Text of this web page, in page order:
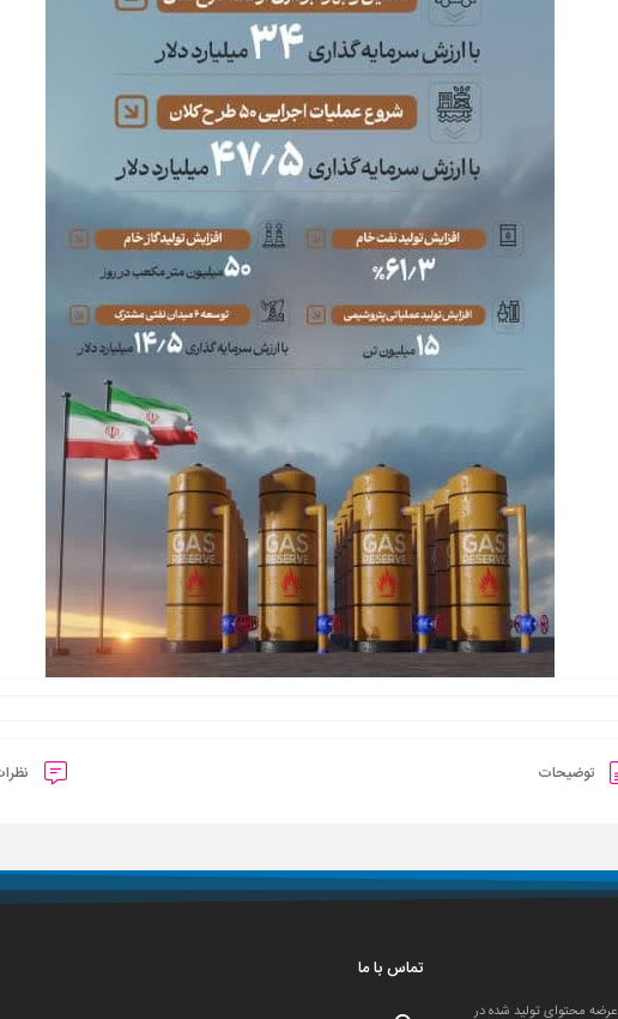
توضیحات
محتوای تولید شده در
تماس با ما